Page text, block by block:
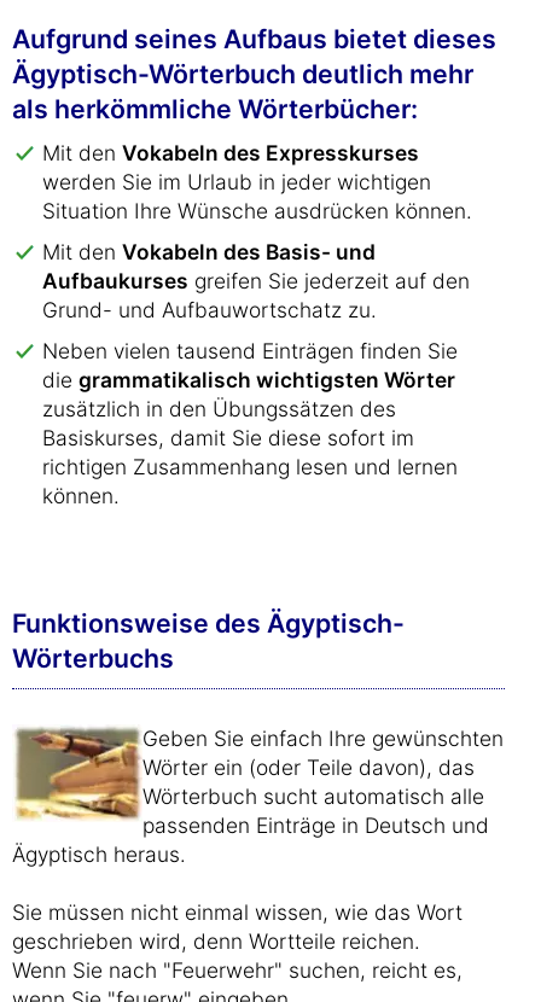
Aufgrund seines Aufbaus bietet dieses
Ägyptisch-Wörterbuch deutlich mehr
als herkömmliche Wörterbücher:
Mit den Vokabeln des Expresskurses
werden Sie im Urlaub in jeder wichtigen
Situation Ihre Wünsche ausdrücken können.
Mit den Vokabeln des Basis- und
Aufbaukurses greifen Sie jederzeit auf den
Grund- und Aufbauwortschatz zu.
Neben vielen tausend Einträgen finden Sie
die grammatikalisch wichtigsten Wörter
zusätzlich in den Übungssätzen des
Basiskurses, damit Sie diese sofort im
richtigen Zusammenhang lesen und lernen
können.
Funktionsweise des Ägyptisch-
Wörterbuchs
Geben Sie einfach Ihre gewünschten
Wörter ein (oder Teile davon), das
Wörterbuch sucht automatisch alle
passenden Einträge in Deutsch und
Ägyptisch heraus.
Sie müssen nicht einmal wissen, wie das Wort
geschrieben wird, denn Wortteile reichen.
Wenn Sie nach "Feuerwehr" suchen, reicht es,